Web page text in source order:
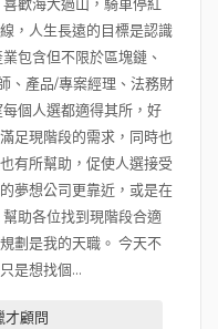
歡海大過山，騎車停紅
，人生長遠的目標是認識
包含但不限於區塊鏈、
、產品/專案經理、法務財
個人選都適得其所，好
足現階段的需求，同時也
有所幫助，促使人選接受
夢想公司更靠近，或是在
助各位找到現階段合適
劃是我的天職。 今天不
是想找個...
才顧問